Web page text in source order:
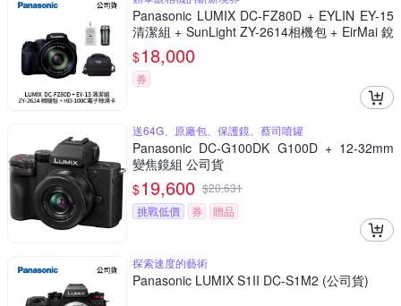
Panasonic LUMIX DC-FZ80D + EYLIN EY-15
清潔組 + SunLight ZY-2614相機包 + EirMai 銳
瑪 HD-100C電子除濕卡 FZ80D (公司貨)
$18,000
券
送64G、原廠包、保護鏡、蔡司噴罐
Panasonic DC-G100DK G100D + 12-32mm
變焦鏡組 公司貨
$19,600 $20,631
挑戰低價
券 贈品
探索速度的藝術
Panasonic LUMIX S1II DC-S1M2 (公司貨)